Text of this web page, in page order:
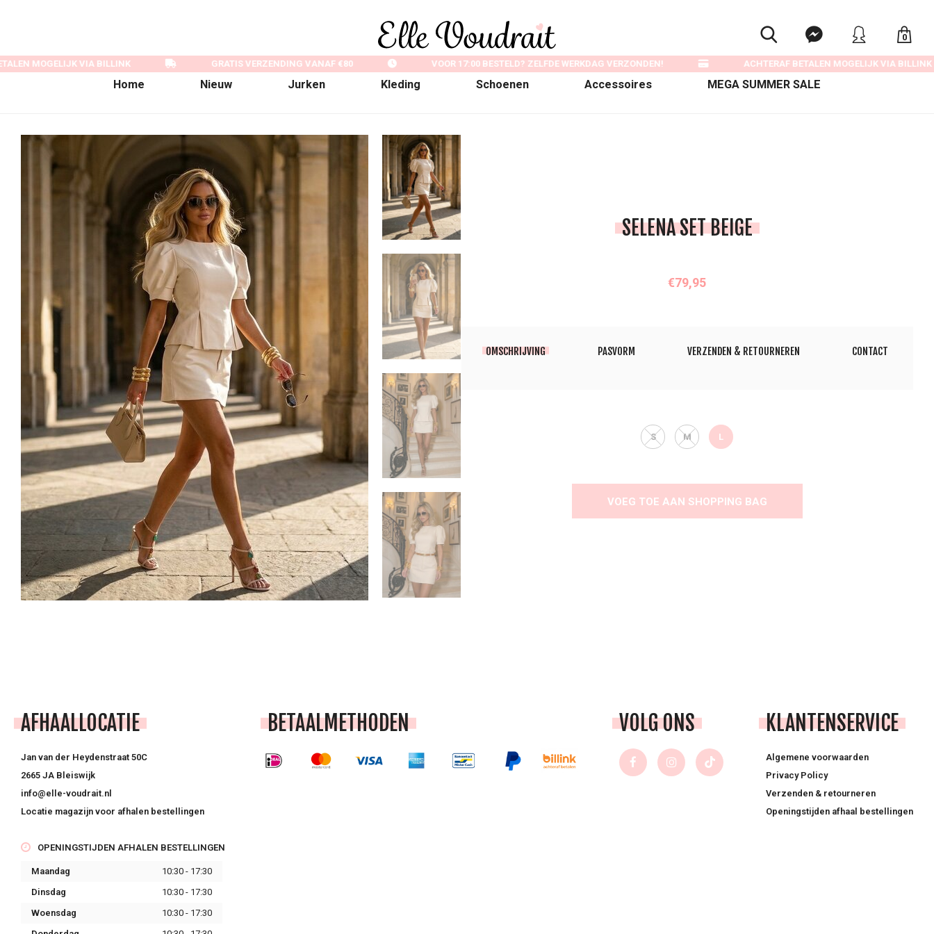
0
Home Nieuw Jurken Kleding Schoenen Accessoires MEGA SUMMER SALE
MOGELIJK VIA BILLINK GRATIS VERZENDING VANAF €80 VOOR 17:00 BESTELD? ZELFDE WERKDAG VERZONDEN! ACHTERAF BETALEN MOGELIJK VIA BILLINK
SELENA SET BEIGE
€79,95
OMSCHRIJVING PASVORM VERZENDEN & RETOURNEREN CONTACT
S M L
VOEG TOE AAN SHOPPING BAG
AFHAALLOCATIE
Jan van der Heydenstraat 50C
2665 JA Bleiswijk
info@elle-voudrait.nl
Locatie magazijn voor afhalen bestellingen
OPENINGSTIJDEN AFHALEN BESTELLINGEN
Maandag
10:30 - 17:30
Dinsdag
10:30 - 17:30
Woensdag
10:30 - 17:30
BETAALMETHODEN VOLG ONS KLANTENSERVICE
Algemene voorwaarden
Privacy Policy
Verzenden & retourneren
Openingstijden afhaal bestellingen